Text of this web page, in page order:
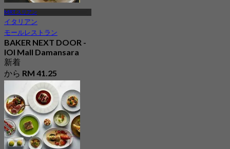
MRT スリアン
イタリアン
モールレストラン
BAKER NEXT DOOR -
IOI Mall Damansara
新着
から RM 41.25